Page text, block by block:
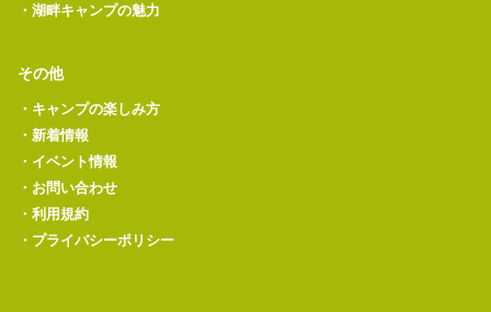
・ 湖畔キャンプの魅力
その他
・ キャンプの楽しみ方
・ 新着情報
・ イベント情報
・ お問い合わせ
・ 利用規約
・ プライバシーポリシー